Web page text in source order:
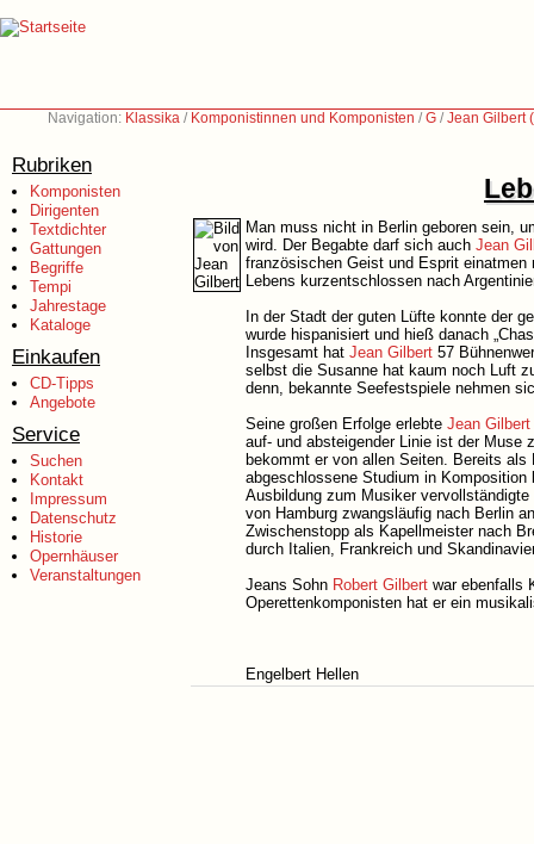
Navigation: Klassika / Komponistinnen und Komponisten /G /Jean Gilbert
Rubriken
Komponisten
Dirigenten
Textdichter
Gattungen
Begriffe
Tempi
Jahrestage
Kataloge
Einkaufen
CD-Tipps
Angebote
Service
Suchen
Kontakt
Impressum
Datenschutz
Historie
Opernhäuser
Veranstaltungen
Man muss nicht in Berlin geboren sein,
wird. Der Begabte darf sich auch Jean
französischen Geist und Esprit
Lebens kurzentschlossen nach
In der Stadt der guten Lüfte konnte der
wurde hispanisiert und hieß danach
Insgesamt hat Jean Gilbert 57
selbst die Susanne hat kaum noch Luft
denn, bekannte Seefestspiele nehmen
Seine großen Erfolge erlebte Jean Gilbert
auf- und absteigender Linie ist der Muse
bekommt er von allen Seiten. Bereits
abgeschlossene Studium in
Ausbildung zum Musiker
von Hamburg zwangsläufig nach Berlin
Zwischenstopp als Kapellmeister nach
durch Italien, Frankreich und
Jeans Sohn Robert Gilbert war ebenfalls
Operettenkomponisten hat er ein
Engelbert Hellen